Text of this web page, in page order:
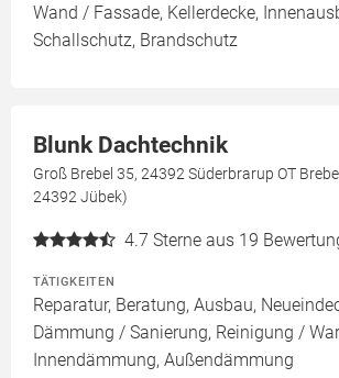
Wand / Fassade, Kellerdecke,
Schallschutz, Brandschutz
Blunk Dachtechnik
Groß Brebel 35, 24392 Süderbrarup OT
24392 Jübek)
4.7 Sterne aus 19
TÄTIGKEITEN
Reparatur, Beratung, Ausbau,
Dämmung / Sanierung, Reinigung /
Innendämmung, Außendämmung